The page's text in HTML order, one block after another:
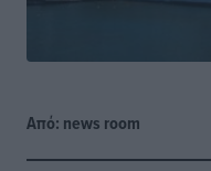
Από: news room